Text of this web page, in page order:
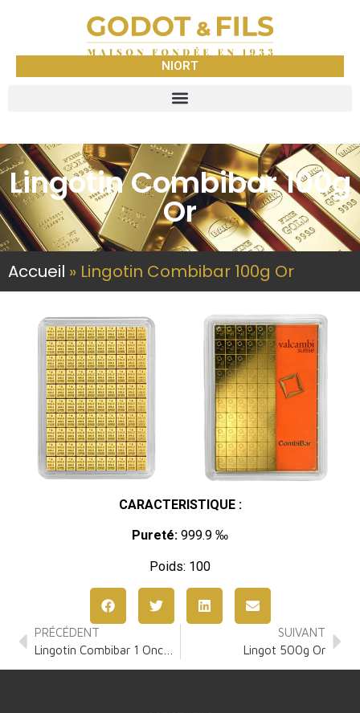
NIORT
Lingotin Combibar 100g
Or
Accueil » Lingotin Combibar 100g Or
CARACTERISTIQUE :
Pureté: 999.9 ‰
Poids: 100
PRÉCÉDENT
SUIVANT
Lingot 500g Or